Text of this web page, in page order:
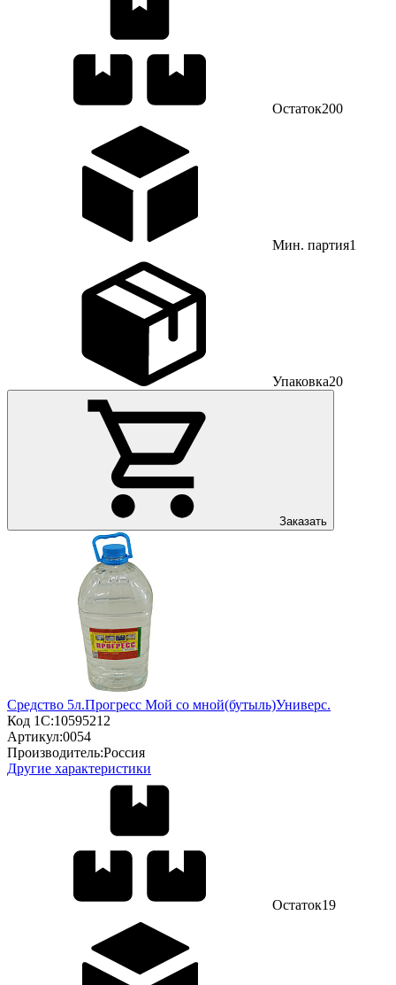
Остаток200
Мин. партия1
Упаковка20
Заказать
Средство 5л.Прогресс Мой со мной(бутыль)Универс.
Код 1С:10595212
Артикул:0054
Производитель:Россия
Другие характеристики
Остаток19